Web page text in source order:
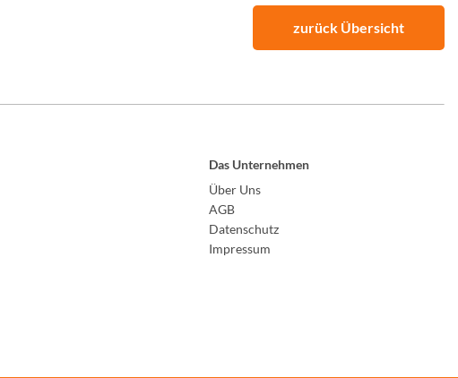
zurück Übersicht
Das Unternehmen
Über Uns
AGB
Datenschutz
Impressum